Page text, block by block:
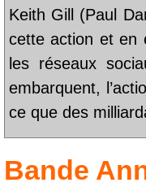
Keith Gill (Paul
cette action et en
les réseaux
embarquent,
ce que des
Bande